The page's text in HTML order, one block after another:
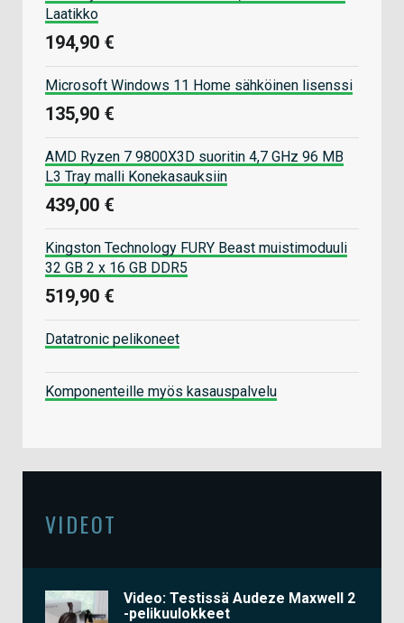
Laatikko
194,90 €
Microsoft Windows 11 Home sähköinen lisenssi
135,90 €
AMD Ryzen 7 9800X3D suoritin 4,7 GHz 96 MB
L3 Tray malli Konekasauksiin
439,00 €
Kingston Technology FURY Beast muistimoduuli
32 GB 2 x 16 GB DDR5
519,90 €
Datatronic pelikoneet
Komponenteille myös kasauspalvelu
VIDEOT
Video: Testissä Audeze Maxwell 2
-pelikuulokkeet